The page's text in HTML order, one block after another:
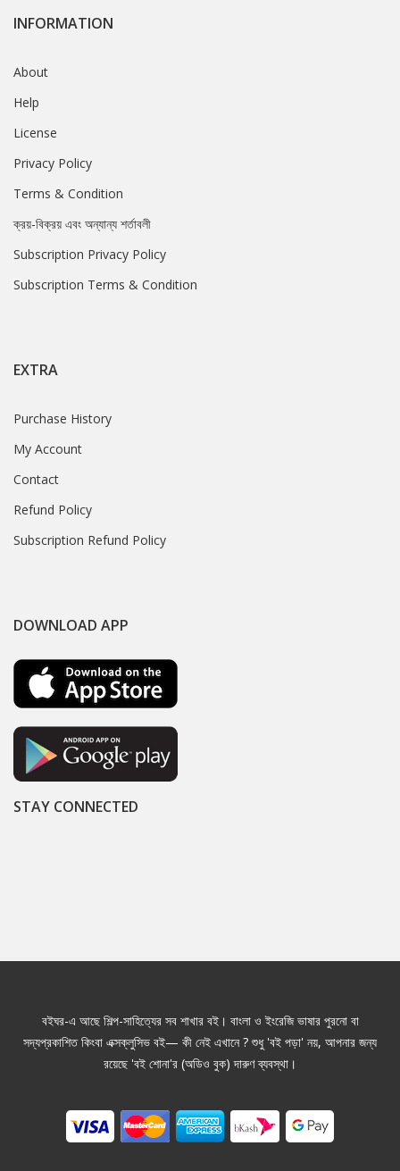
INFORMATION
About
Help
License
Privacy Policy
Terms & Condition
ক্রয়-বিক্রয় এবং অন্যান্য শর্তাবলী
Subscription Privacy Policy
Subscription Terms & Condition
EXTRA
Purchase History
My Account
Contact
Refund Policy
Subscription Refund Policy
DOWNLOAD APP
STAY CONNECTED
বইঘর-এ আছে শিল্প-সাহিত্যের সব শাখার বই। বাংলা ও ইংরেজি ভাষার পুরনো বা
সদ্যপ্রকাশিত কিংবা এক্সক্লুসিভ বই— কী নেই এখানে ? শুধু 'বই পড়া' নয়, আপনার জন্য
রয়েছে 'বই শোনা'র (অডিও বুক) দারুণ ব্যবস্থা।